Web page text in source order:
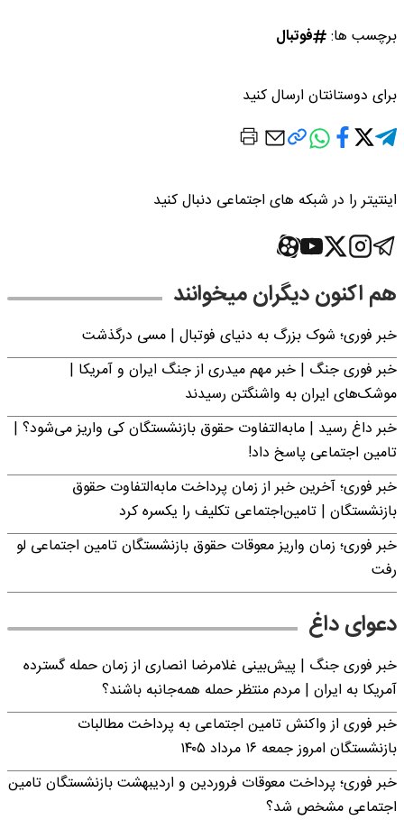
برچسب ها: فوتبال
برای دوستانتان ارسال کنید
اینتیتر را در شبکه های اجتماعی دنبال کنید
هم اکنون دیگران میخوانند
خبر فوری؛‌ شوک بزرگ به دنیای فوتبال | مسی درگذشت
خبر فوری جنگ | خبر مهم میدری از جنگ ایران و آمریکا |
موشک‌های ایران به واشنگتن رسیدند
خبر داغ رسید | مابه‌التفاوت حقوق بازنشستگان کی واریز می‌شود؟ |
تامین اجتماعی پاسخ داد!
خبر فوری؛ آخرین خبر از زمان پرداخت مابه‌التفاوت حقوق
بازنشستگان | تامین‌اجتماعی تکلیف را یکسره کرد
خبر فوری؛ زمان واریز معوقات حقوق بازنشستگان تامین اجتماعی لو
رفت
دعوای داغ
خبر فوری جنگ | پیش‌بینی غلامرضا انصاری از زمان حمله گسترده
آمریکا به ایران | مردم منتظر حمله همه‌جانبه باشند؟
خبر فوری از واکنش تامین اجتماعی به پرداخت مطالبات
بازنشستگان امروز جمعه ۱۶ مرداد ۱۴۰۵
خبر فوری؛ پرداخت معوقات فروردین و اردیبهشت بازنشستگان تامین
اجتماعی مشخص شد؟